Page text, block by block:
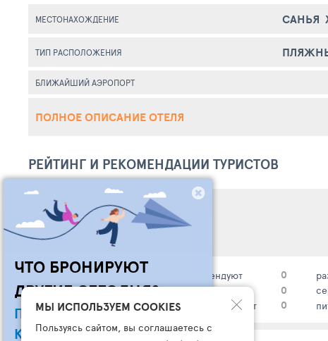
МЕСТОНАХОЖДЕНИЕ САНЬЯ
ТИП РАСПОЛОЖЕНИЯ
БЛИЖАЙШИЙ АЭРОПОРТ
ПОЛНОЕ ОПИСАНИЕ ОТЕЛЯ
РЕЙТИНГ И РЕКОМЕНДАЦИИ ТУРИСТОВ
0
общий рейтинг*
0%
0 (0%) рекомендуют
0 (0%) воздержались
0 (0%) не рекомендуют
0
0
0
ЧТО БРОНИРУЮТ
ДРУГИЕ СЕГОДНЯ?
ПОДПИШИСЬ НА НАШ
КАНАЛ В ТЕЛЕГРАМ
МЫ ИСПОЛЬЗУЕМ COOKIES
Пользуясь сайтом, вы соглашаетесь с